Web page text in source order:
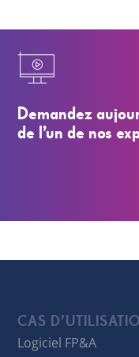
Demandez
de l’un de nos
CAS
Logiciel FP&A